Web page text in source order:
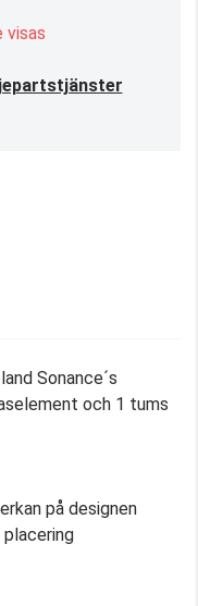
visas
Sonance´s
och 1 tums
på designen
placering